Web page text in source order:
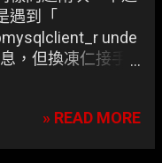
遇到「
unde
，但換凍仁接手
» READ MORE